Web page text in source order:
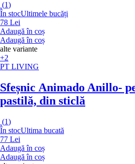
(1)
În stocUltimele bucăți
78 Lei
Adaugă în coș
Adaugă în coș
alte variante
+2
PT LIVING
Sfeșnic Animado Anillo-
pastilă, din sticlă
(1)
În stocUltima bucată
77 Lei
Adaugă în coș
Adaugă în coș